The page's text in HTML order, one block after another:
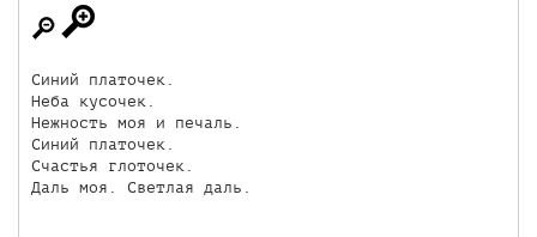
Синий платочек.
Неба кусочек.
Нежность моя и печаль.
Синий платочек.
Счастья глоточек.
Даль моя. Светлая даль.